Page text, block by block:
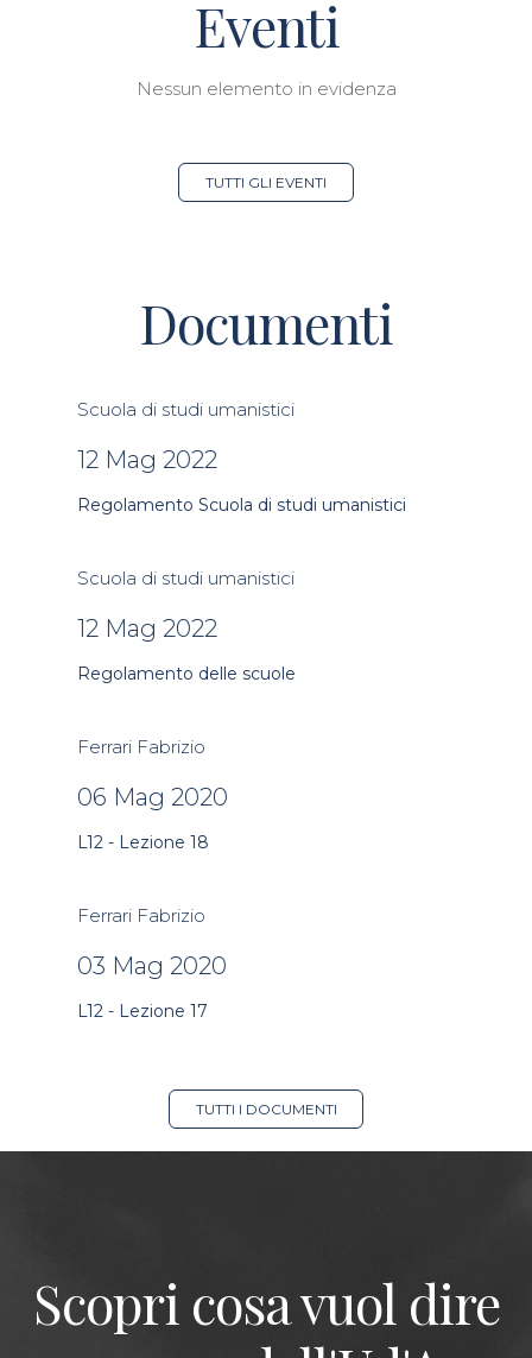
Eventi
Nessun elemento in evidenza
TUTTI GLI EVENTI
Documenti
Scuola di studi umanistici
12 Mag 2022
Regolamento Scuola di studi umanistici
Scuola di studi umanistici
12 Mag 2022
Regolamento delle scuole
Ferrari Fabrizio
06 Mag 2020
L12 - Lezione 18
Ferrari Fabrizio
03 Mag 2020
L12 - Lezione 17
TUTTI I DOCUMENTI
Scopri cosa vuol dire